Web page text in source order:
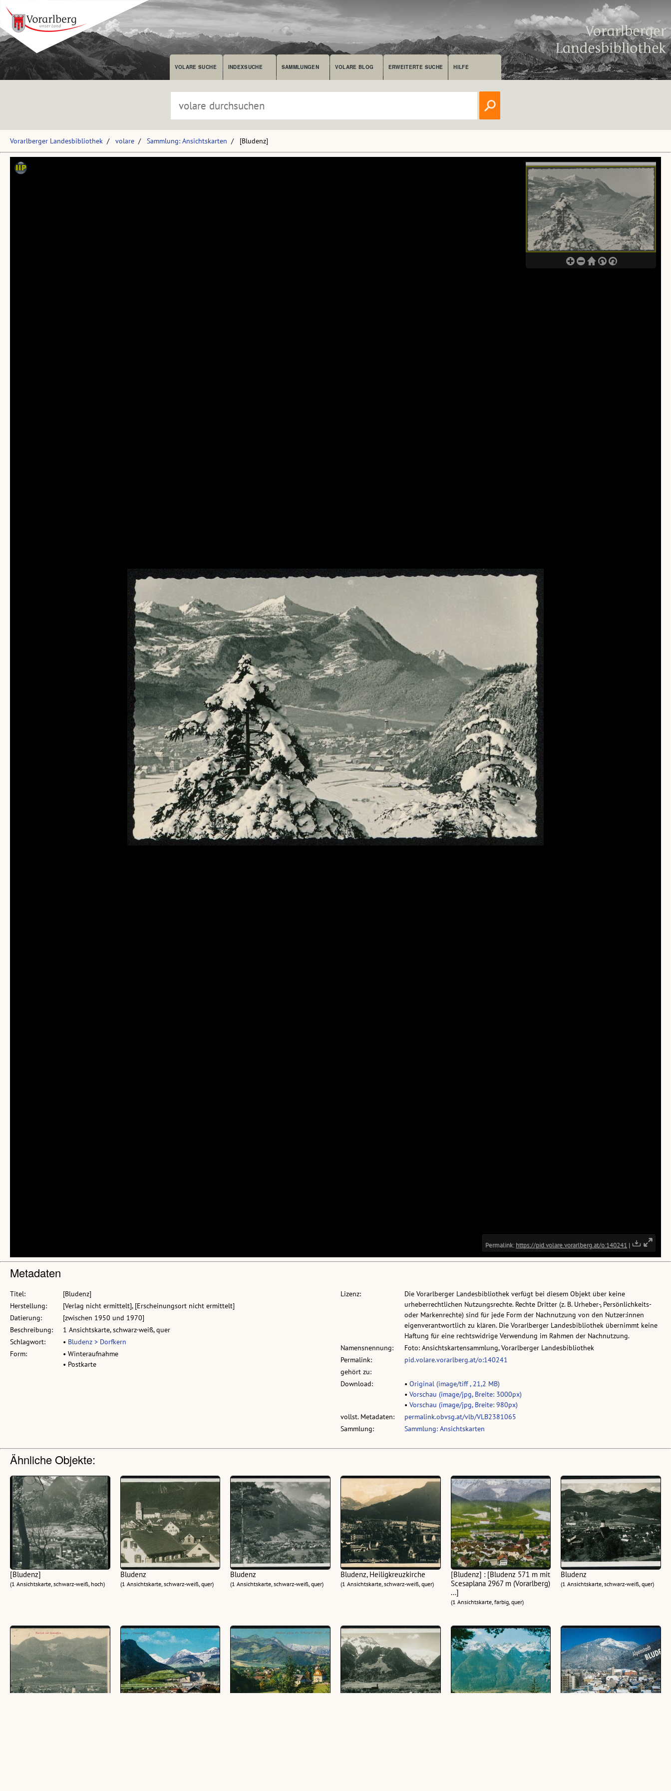
VOLARE SUCHE INDEXSUCHE SAMMLUNGEN VOLARE BLOG ERWEITERTE SUCHE HILFE
Vorarlberger Landesbibliothek volare Sammlung: Ansichtskarten [Bludenz]
Metadaten
Titel:
[Bludenz]
Herstellung:
[Verlag nicht ermittelt], [Erscheinungsort nicht ermittelt]
Datierung:
[zwischen 1950 und 1970]
Beschreibung:
1 Ansichtskarte, schwarz-weiß, quer
Schlagwort:
• Bludenz > Dorfkern
Form:
• Winteraufnahme
• Postkarte
Lizenz:
Die Vorarlberger Landesbibliothek verfügt bei diesem Objekt über keine
urheberrechtlichen Nutzungsrechte. Rechte Dritter (z. B. Urheber-, Persönlichkeits-
oder Markenrechte) sind für jede Form der Nachnutzung von den Nutzer:innen
eigenverantwortlich zu klären. Die Vorarlberger Landesbibliothek übernimmt keine
Haftung für eine rechtswidrige Verwendung im Rahmen der Nachnutzung.
Namensnennung:
Foto: Ansichtskartensammlung, Vorarlberger Landesbibliothek
Permalink:
pid.volare.vorarlberg.at/o:140241
gehört zu:
Download:
• Original (image/tiff , 21,2 MB)
• Vorschau (image/jpg, Breite: 3000px)
• Vorschau (image/jpg, Breite: 980px)
vollst. Metadaten:
permalink.obvsg.at/vlb/VLB2381065
Sammlung:
Sammlung: Ansichtskarten
Ähnliche Objekte:
[Bludenz]
(1 Ansichtskarte, schwarz-weiß, hoch)
Bludenz
(1 Ansichtskarte, schwarz-weiß, quer)
Bludenz
(1 Ansichtskarte, schwarz-weiß, quer)
Bludenz, Heiligkreuzkirche
(1 Ansichtskarte, schwarz-weiß, quer)
[Bludenz] : [Bludenz 571 m mit
Scesaplana 2967 m (Vorarlberg)
...]
(1 Ansichtskarte, farbig, quer)
Bludenz
(1 Ansichtskarte, schwarz-weiß, quer)